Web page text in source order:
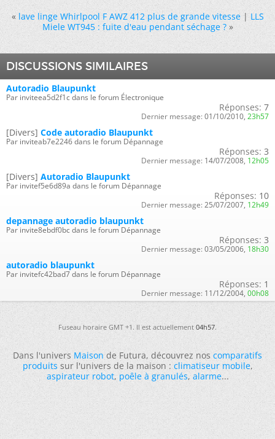
« lave linge Whirlpool F AWZ 412 plus de grande vitesse|LLS
Miele WT945 : fuite d'eau pendant séchage ? »
DISCUSSIONS SIMILAIRES
Autoradio Blaupunkt
Par inviteea5d2f1c dans le forum Électronique
Réponses: 7
Dernier message: 01/10/2010, 23h57
[Divers] Code autoradio Blaupunkt
Par inviteab7e2246 dans le forum Dépannage
Réponses: 3
Dernier message: 14/07/2008, 12h05
[Divers] Autoradio Blaupunkt
Par invitef5e6d89a dans le forum Dépannage
Réponses: 10
Dernier message: 25/07/2007, 12h49
depannage autoradio blaupunkt
Par invite8ebdf0bc dans le forum Dépannage
Réponses: 3
Dernier message: 03/05/2006, 18h30
autoradio blaupunkt
Par invitefc42bad7 dans le forum Dépannage
Réponses: 1
Dernier message: 11/12/2004, 00h08
Fuseau horaire GMT +1. Il est actuellement04h57.
Dans l'universMaisonde Futura, découvrez noscomparatifs
produitssur l'univers de la maison :climatiseur mobile,
aspirateur robot,poêle à granulés,alarme...